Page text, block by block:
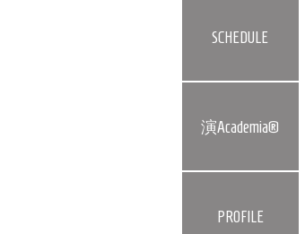
SCHEDULE
演Academia®
PROFILE